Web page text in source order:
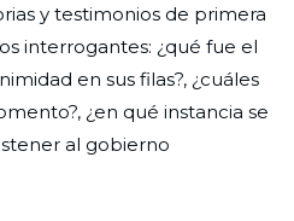
y testimonios de primera
interrogantes: ¿qué fue el
en sus filas?, ¿cuáles
¿en qué instancia se
al gobierno